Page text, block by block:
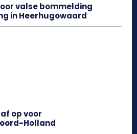
valse bommelding
in Heerhugowaard
op voor
Holland